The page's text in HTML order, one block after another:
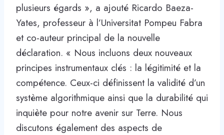
plusieurs égards », a ajouté Ricardo Baeza-
Yates, professeur à l’Universitat Pompeu Fabra
et co-auteur principal de la nouvelle
déclaration. « Nous incluons deux nouveaux
principes instrumentaux clés : la légitimité et la
compétence. Ceux-ci définissent la validité d’un
système algorithmique ainsi que la durabilité qui
inquiète pour notre avenir sur Terre. Nous
discutons également des aspects de